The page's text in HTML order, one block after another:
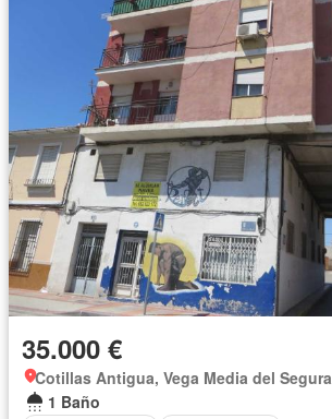
35.000 €
Cotillas Antigua, Vega Media del Segura
1 Baño